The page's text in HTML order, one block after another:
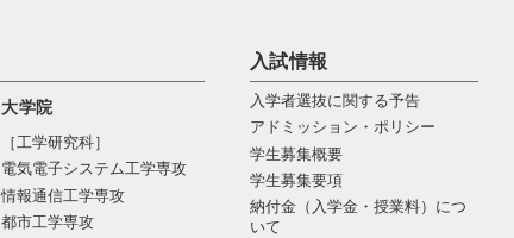
大学院
［工学研究科］
電気電⼦システム⼯学専攻
情報通信⼯学専攻
都市⼯学専攻
入試情報
入学者選抜に関する予告
アドミッション・ポリシー
学生募集概要
学生募集要項
納付金（入学金・授業料）につ
いて